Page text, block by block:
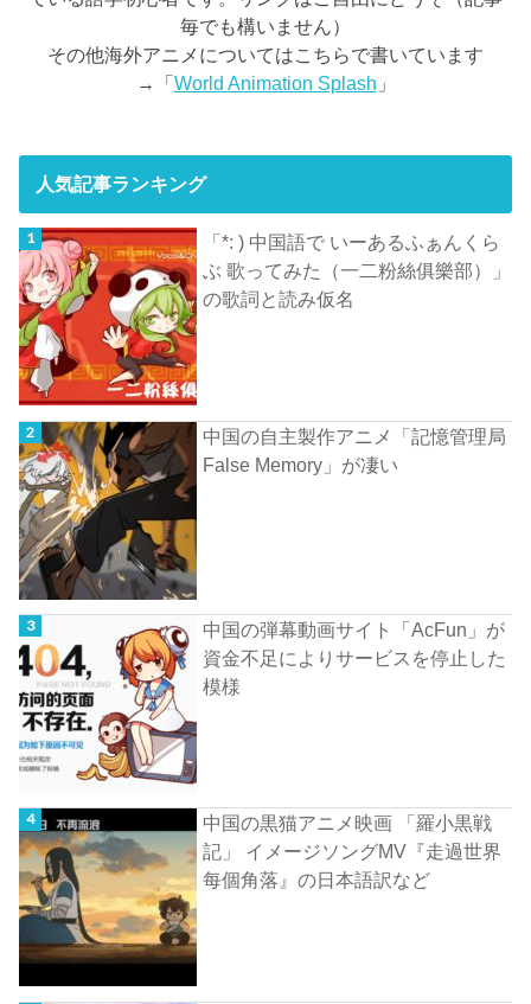
毎でも構いません）
その他海外アニメについてはこちらで書いています
→「World Animation Splash 」
人気記事ランキング
「*: ) 中国語で いーあるふぁんくら
ぶ 歌ってみた（一二粉絲俱樂部）」
の歌詞と読み仮名
中国の自主製作アニメ「記憶管理局
False Memory」が凄い
中国の弾幕動画サイト「AcFun」が
資金不足によりサービスを停止した
模様
中国の黒猫アニメ映画 「羅小黒戦
記」 イメージソングMV『走過世界
每個角落』の日本語訳など